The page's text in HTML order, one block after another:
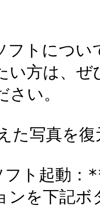
フトにつ
い方は、
い。
写真を復
ト起動：
ンを下記